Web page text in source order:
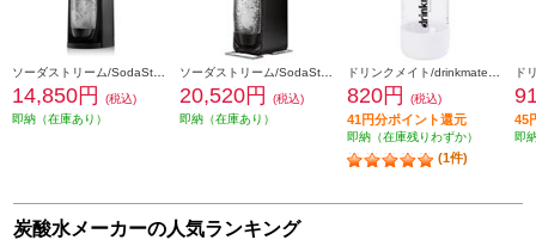
14,850円
(税込)
即納（在庫あり）
20,520円
(税込)
即納（在庫あり）
820円 (税込)
41円分ポイント還元
即納（在庫残りわずか）
(1件)
45
即
炭酸水メーカーの人気ランキング